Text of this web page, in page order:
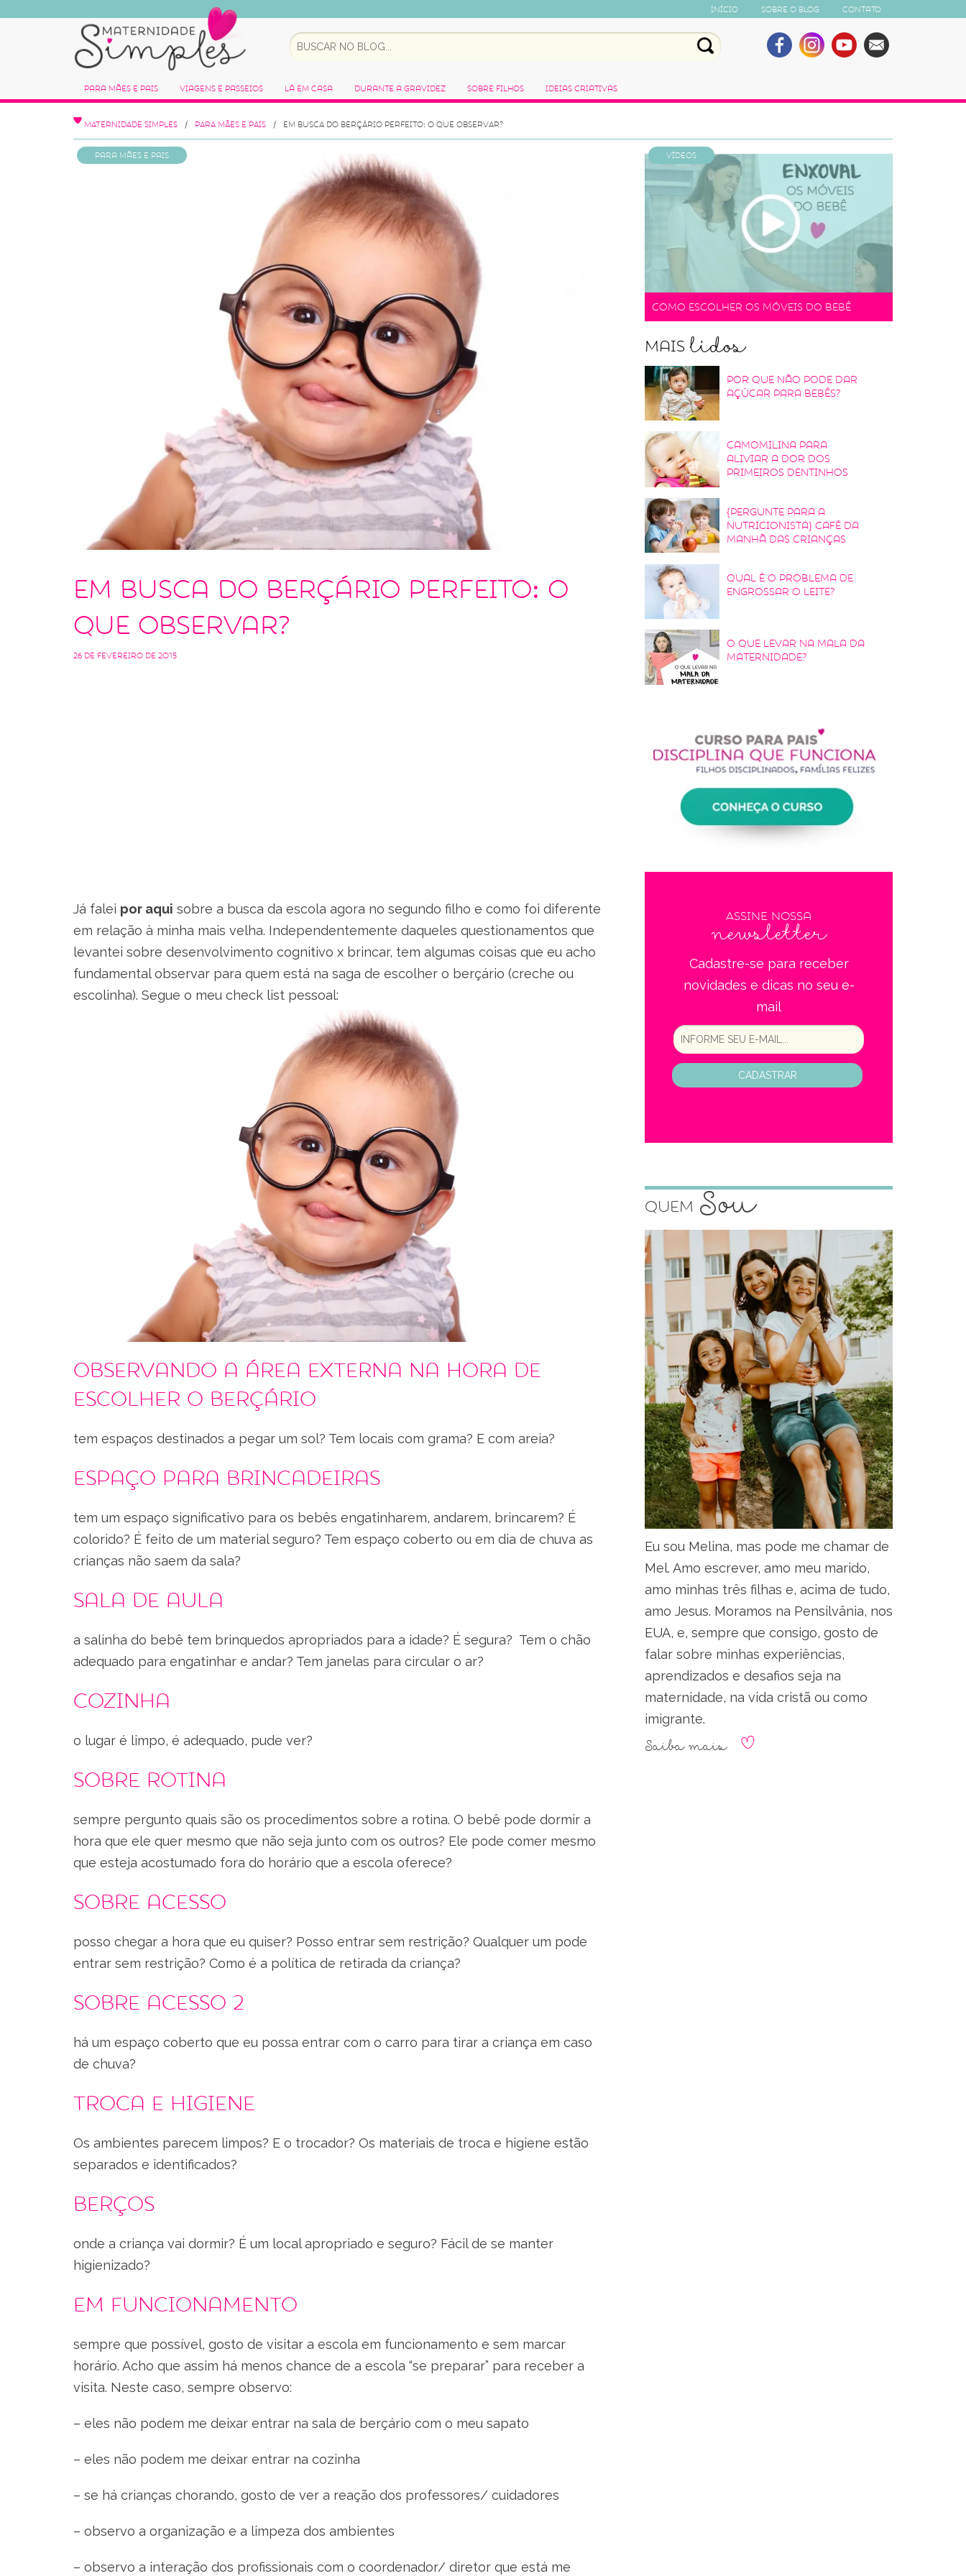
Início Sobre o Blog Contato
Para Mães e Pais Viagens e Passeios Lá em Casa Durante a Gravidez Sobre Filhos Ideias Criativas
MATERNIDADE SIMPLES PARA MÃES E PAIS EM BUSCA DO BERÇÁRIO PERFEITO: O QUE OBSERVAR?
Para Mães e Pais
Em busca do berçário perfeito: o
que observar?
26 de fevereiro de 2015
Já falei por aqui sobre a busca da escola agora no segundo filho e como foi diferente
em relação à minha mais velha. Independentemente daqueles questionamentos que
levantei sobre desenvolvimento cognitivo x brincar, tem algumas coisas que eu acho
fundamental observar para quem está na saga de escolher o berçário (creche ou
escolinha). Segue o meu check list pessoal:
Observando a área externa na hora de
escolher o berçário
tem espaços destinados a pegar um sol? Tem locais com grama? E com areia?
Espaço para brincadeiras
tem um espaço significativo para os bebês engatinharem, andarem, brincarem? É
colorido? É feito de um material seguro? Tem espaço coberto ou em dia de chuva as
crianças não saem da sala?
Sala de aula
a salinha do bebê tem brinquedos apropriados para a idade? É segura? Tem o chão
adequado para engatinhar e andar? Tem janelas para circular o ar?
Cozinha
o lugar é limpo, é adequado, pude ver?
Sobre rotina
sempre pergunto quais são os procedimentos sobre a rotina. O bebê pode dormir a
hora que ele quer mesmo que não seja junto com os outros? Ele pode comer mesmo
que esteja acostumado fora do horário que a escola oferece?
Sobre acesso
posso chegar a hora que eu quiser? Posso entrar sem restrição? Qualquer um pode
entrar sem restrição? Como é a política de retirada da criança?
Sobre acesso 2
há um espaço coberto que eu possa entrar com o carro para tirar a criança em caso
de chuva?
Troca e higiene
Os ambientes parecem limpos? E o trocador? Os materiais de troca e higiene estão
separados e identificados?
Berços
onde a criança vai dormir? É um local apropriado e seguro? Fácil de se manter
higienizado?
Em funcionamento
sempre que possível, gosto de visitar a escola em funcionamento e sem marcar
horário. Acho que assim há menos chance de a escola “se preparar” para receber a
visita. Neste caso, sempre observo:
– eles não podem me deixar entrar na sala de berçário com o meu sapato
– eles não podem me deixar entrar na cozinha
– se há crianças chorando, gosto de ver a reação dos professores/ cuidadores
– observo a organização e a limpeza dos ambientes
– observo a interação dos profissionais com o coordenador/ diretor que está me
Vídeos
Como escolher os móveis do bebê
Maislidos
Por que não pode dar
açúcar para bebês?
Camomilina para
aliviar a dor dos
primeiros dentinhos
{Pergunte para a
nutricionista} Café da
manhã das crianças
Qual é o problema de
engrossar o leite?
O que levar na mala da
maternidade?
Assine nossa
newsletter
Cadastre-se para receber
novidades e dicas no seu e-
mail
CADASTRAR
Quem Sou
Eu sou Melina, mas pode me chamar de
Mel. Amo escrever, amo meu marido,
amo minhas três filhas e, acima de tudo,
amo Jesus. Moramos na Pensilvânia, nos
EUA, e, sempre que consigo, gosto de
falar sobre minhas experiências,
aprendizados e desafios seja na
maternidade, na vida cristã ou como
imigrante.
Saiba mais